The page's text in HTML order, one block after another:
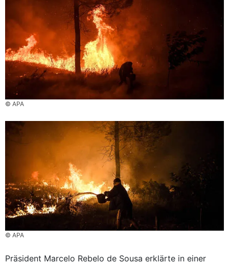
© APA
© APA
Präsident Marcelo Rebelo de Sousa erklärte in einer